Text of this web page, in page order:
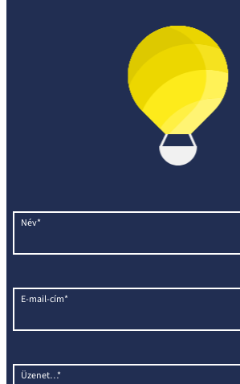
Név*
E-mail-cím*
Üzenet…*